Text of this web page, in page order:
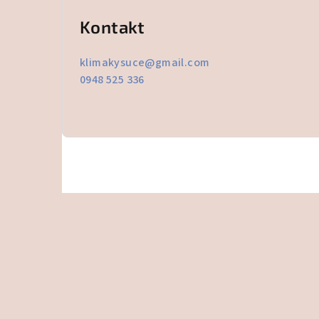
Kontakt
klimakysuce@gmail.com
0948 525 336